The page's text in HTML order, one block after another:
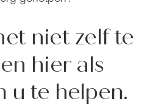
niet zelf te
hier als
u te helpen.